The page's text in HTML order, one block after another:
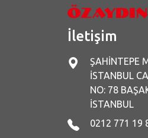
İletişim
ŞAHİNTEPE
İSTANBUL
NO: 78
İSTANBUL
0212 771 19